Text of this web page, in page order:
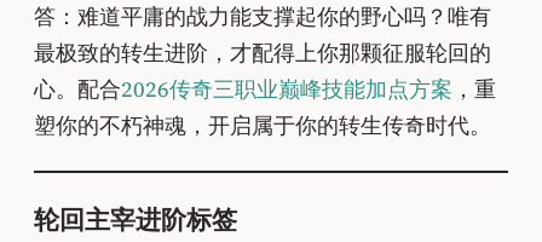
答：难道平庸的战力能支撑起你的野心吗？唯有
最极致的转生进阶，才配得上你那颗征服轮回的
心。配合2026传奇三职业巅峰技能加点方案 ，重
塑你的不朽神魂，开启属于你的转生传奇时代。
轮回主宰进阶标签